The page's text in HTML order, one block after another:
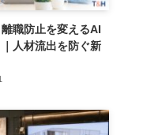
離職防止を変えるAI
人材流出を防ぐ新